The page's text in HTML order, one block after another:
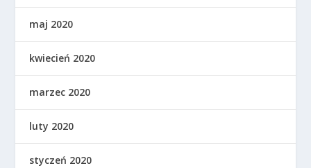
maj 2020
kwiecień 2020
marzec 2020
luty 2020
styczeń 2020